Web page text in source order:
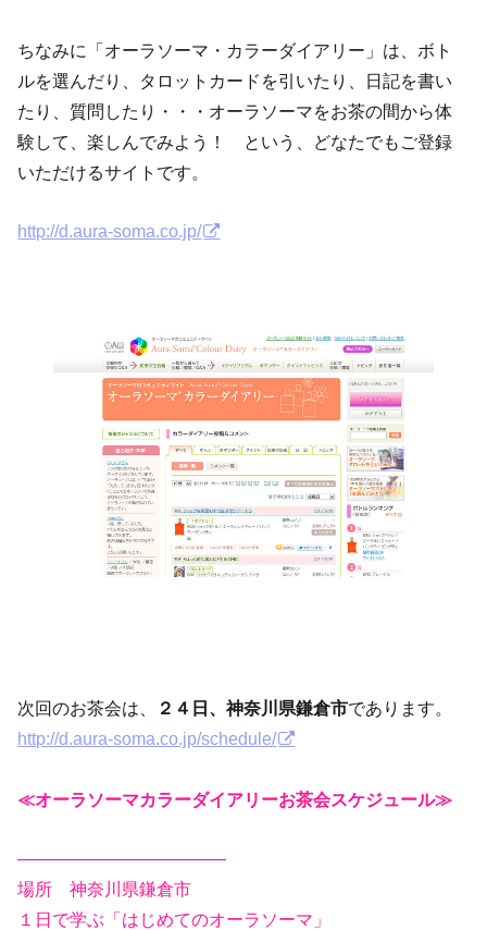
ちなみに「オーラソーマ・カラーダイアリー」は、ボト
ルを選んだり、タロットカードを引いたり、日記を書い
たり、質問したり・・・オーラソーマをお茶の間から体
験して、楽しんでみよう！ という、どなたでもご登録
いただけるサイトです。
http://d.aura-soma.co.jp/
次回のお茶会は、 ２４ 日、神奈川県鎌倉市であります。
http://d.aura-soma.co.jp/schedule/
≪オーラソーマカラーダイアリーお茶会スケジュール≫
————————————
場所 神奈川県鎌倉市
１日で学ぶ「はじめてのオーラソーマ」